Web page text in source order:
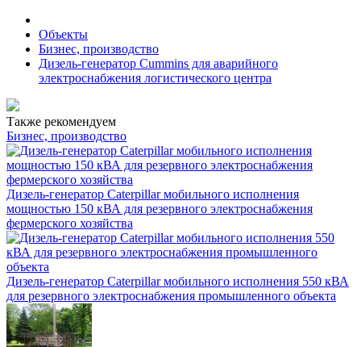
Объекты
Бизнес, производство
Дизель-генератор Cummins для аварийного
электроснабжения логистического центра
Также рекомендуем
Бизнес, производство
Дизель-генератор Caterpillar мобильного исполнения
мощностью 150 кВА для резервного электроснабжения
фермерского хозяйства
Дизель-генератор Caterpillar мобильного исполнения 550 кВА
для резервного электроснабжения промышленного объекта